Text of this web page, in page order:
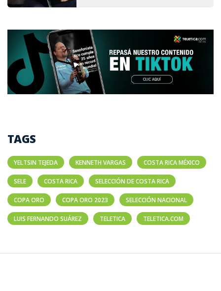
TAGS
YELTSIN TEJEDA KENNETH VARGAS COSTA RICA MÉXICO
SELE COSTA RICA SELECCIÓN DE COSTA RICA
COPA ORO COPA ORO 2023 SELECCIÓN NACIONAL
LUIS FERNANDO SUÁREZ TELETICA TELETICA.COM